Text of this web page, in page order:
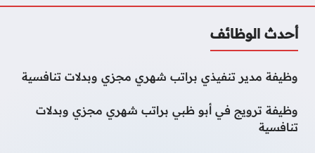
أحدث الوظائف
وظيفة مدير تنفيذي براتب شهري مجزي وبدلات تنافسية
وظيفة ترويج في أبو ظبي براتب شهري مجزي وبدلات
تنافسية